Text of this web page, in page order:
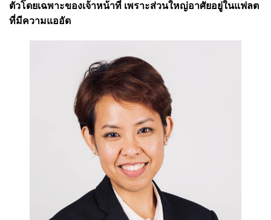
ตัวโดยเฉพาะของเจ้าหน้าที่ เพราะส่วนใหญ่อาศัยอยู่ในแฟลต
ที่มีความแออัด